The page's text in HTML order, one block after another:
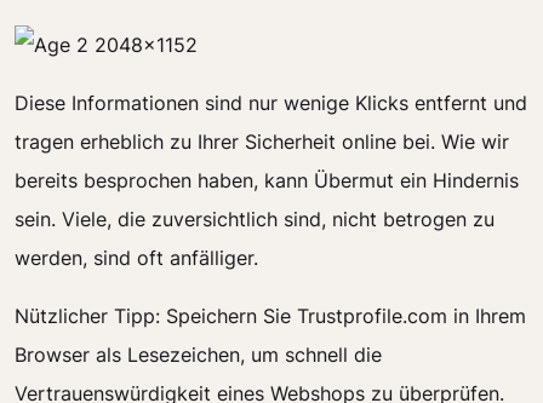
Diese Informationen sind nur wenige Klicks entfernt und
tragen erheblich zu Ihrer Sicherheit online bei. Wie wir
bereits besprochen haben, kann Übermut ein Hindernis
sein. Viele, die zuversichtlich sind, nicht betrogen zu
werden, sind oft anfälliger.
Nützlicher Tipp: Speichern Sie Trustprofile.com in Ihrem
Browser als Lesezeichen, um schnell die
Vertrauenswürdigkeit eines Webshops zu überprüfen.